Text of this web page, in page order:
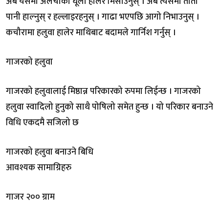
पानी हाल्नुस् र हल्लाइरहनुस् । गाढा भएपछि आगो निभाउनुस् ।
कचौरामा हलुवा हालेर माथिबाट बदामले गार्निश गर्नुस् ।
गाजरको हलुवा
गाजरको हलुवालाई मिष्ठान्न परिकारको रुपमा लिईन्छ । गाजरको
हलुवा स्वादिलो हुनुको साथै पोषिलो समेत हुन्छ । यो परिकार बनाउने
विधि एकदमै सजिलो छ
गाजरको हलुवा बनाउने बिधि
आवश्यक सामाग्रिहरु
गाजर २०० ग्राम